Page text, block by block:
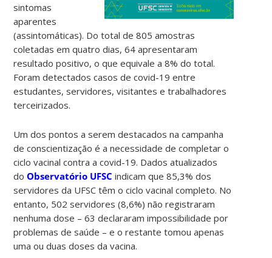
sintomas
aparentes
(assintomáticas). Do total de 805 amostras
coletadas em quatro dias, 64 apresentaram
resultado positivo, o que equivale a 8% do total.
Foram detectados casos de covid-19 entre
estudantes, servidores, visitantes e trabalhadores
terceirizados.
Um dos pontos a serem destacados na campanha
de conscientização é a necessidade de completar o
ciclo vacinal contra a covid-19. Dados atualizados
doObservatório UFSC indicam que 85,3% dos
servidores da UFSC têm o ciclo vacinal completo. No
entanto, 502 servidores (8,6%) não registraram
nenhuma dose – 63 declararam impossibilidade por
problemas de saúde – e o restante tomou apenas
uma ou duas doses da vacina.